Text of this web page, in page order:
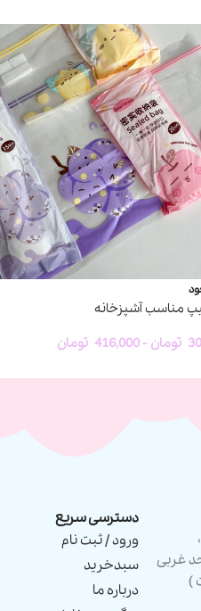
مناسب آشپزخانه
تومان -
416,000 تومان
غربی
)
دسترسی سریع
ورود / ثبت نام
سبدخرید
درباره ما